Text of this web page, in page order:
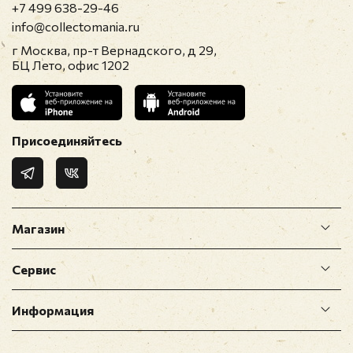
Магазин
Сервис
Информация
+7 499 638-29-46
info@collectomania.ru
г Москва, пр-т Вернадского, д 29,
БЦ Лето, офис 1202
Присоединяйтесь